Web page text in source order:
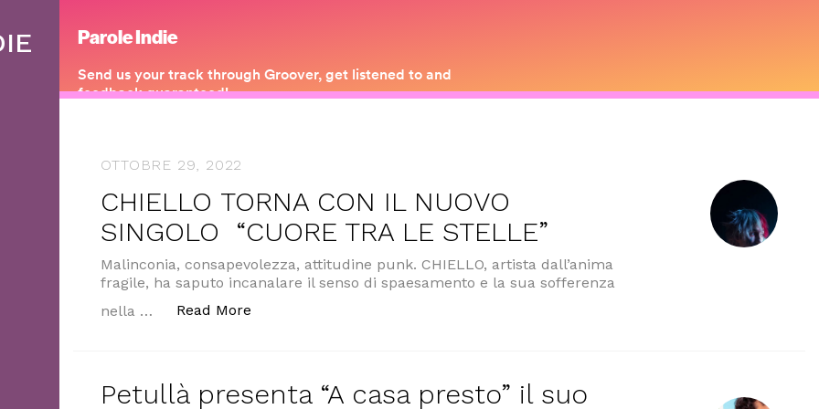
OTTOBRE 29, 2022
CHIELLO TORNA CON IL NUOVO
SINGOLO “CUORE TRA LE STELLE”
Malinconia, consapevolezza, attitudine punk. CHIELLO, artista dall’anima
fragile, ha saputo incanalare il senso di spaesamento e la sua sofferenza
nella …
Read More
Petullà presenta “A casa presto” il suo